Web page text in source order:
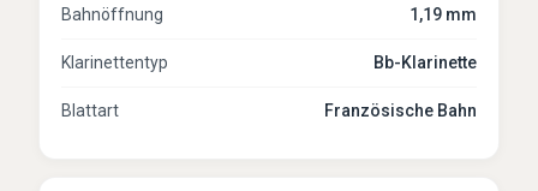
Bahnöffnung 1,19 mm
Klarinettentyp Bb-Klarinette
Blattart Französische Bahn